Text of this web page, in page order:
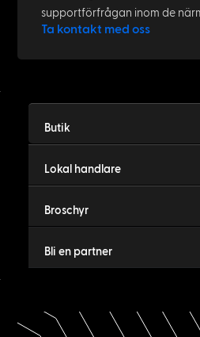
supportförfrågan inom de
Ta kontakt med oss
Butik
Lokal handlare
Broschyr
Bli en partner